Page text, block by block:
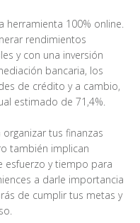
herramienta 100% online.
rendimientos
y con una inversión
bancaria, los
de crédito y a cambio,
estimado de 71,4%.
tus finanzas
también implican
esfuerzo y tiempo para
a darle importancia
de cumplir tus metas y